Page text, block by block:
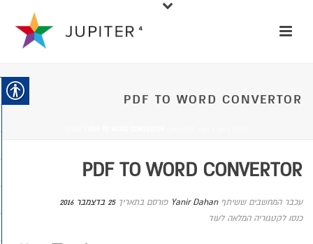
PDF TO WORD CONVERTOR
PDF TO WORD CONVERTOR
עכבר המחשבים ששיתףYanir Dahan פורסם בתאריך25 בדצמבר 2016
כנסו לקטגוריה המלאה לעוד